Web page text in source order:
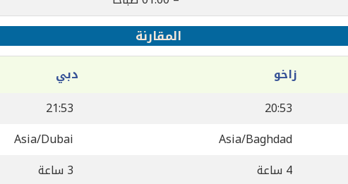
المقارنة
زاخو
دبي
20:53
21:53
Asia/Baghdad
Asia/Dubai
4 ساعة
3 ساعة